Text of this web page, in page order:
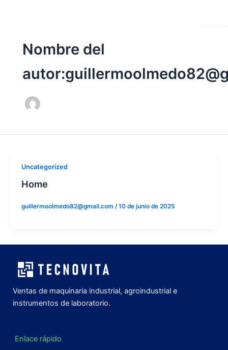
Nombre del
Uncategorized
Home
guillermoolmedo82@gmail.com /10 de junio de 2025
Ventas de maquinaria industrial, agroindustrial e
instrumentos de laboratorio.
Enlace rápido